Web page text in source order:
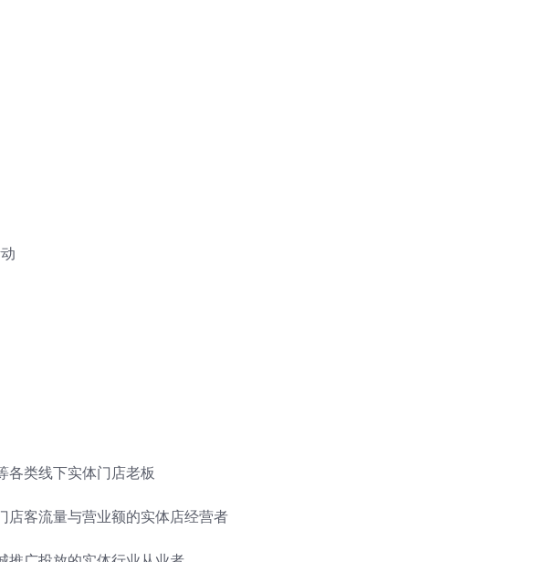
各类线下实体门店老板
店客流量与营业额的实体店经营者